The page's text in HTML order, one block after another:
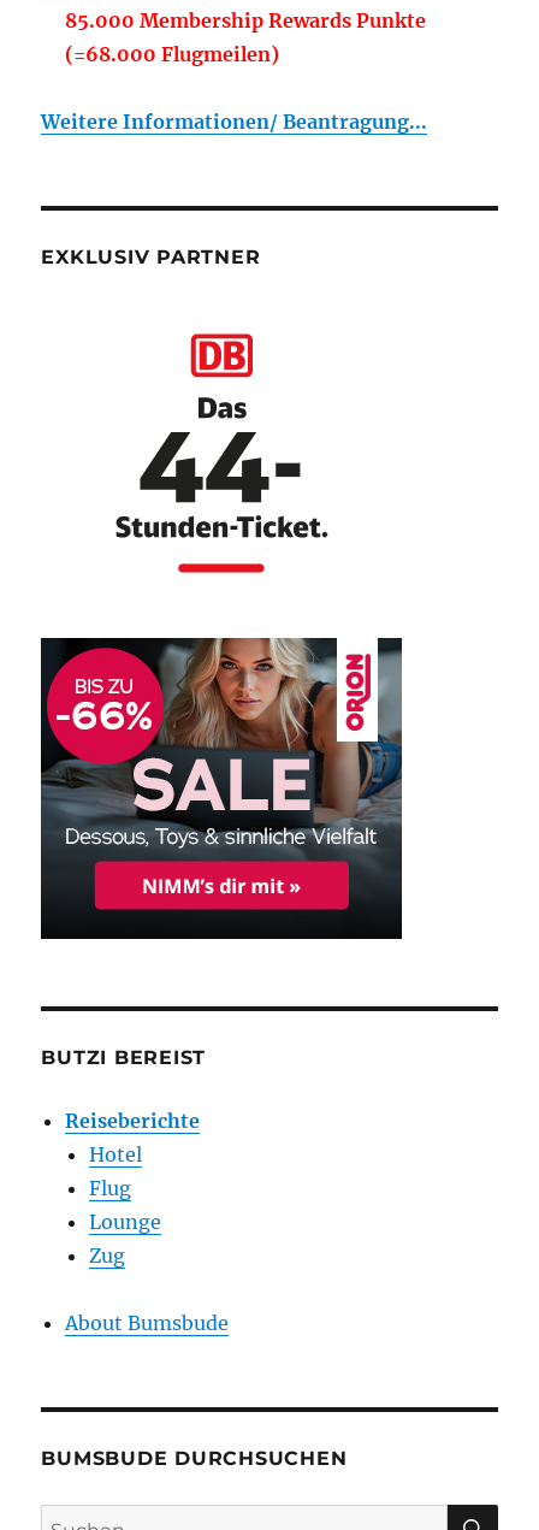
85.000 Membership Rewards Punkte
(=68.000 Flugmeilen)
Weitere Informationen/ Beantragung...
EXKLUSIV PARTNER
BUTZI BEREIST
Reiseberichte
Hotel
Flug
Lounge
Zug
About Bumsbude
BUMSBUDE DURCHSUCHEN
Suche